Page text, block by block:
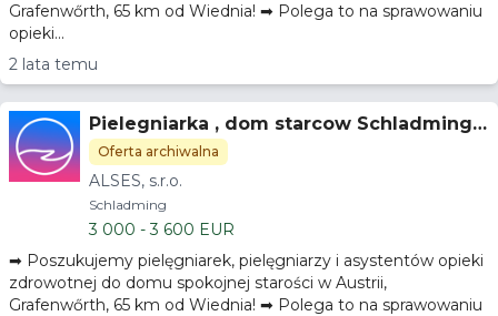
Grafenwőrth, 65 km od Wiednia! ➡ Polega to na sprawowaniu
opieki...
2 lata temu
Pielegniarka , dom starcow Schladming ,
Austria
Oferta archiwalna
ALSES, s.r.o.
Schladming
3 000 - 3 600 EUR
➡ Poszukujemy pielęgniarek, pielęgniarzy i asystentów opieki
zdrowotnej do domu spokojnej starości w Austrii,
Grafenwőrth, 65 km od Wiednia! ➡ Polega to na sprawowaniu